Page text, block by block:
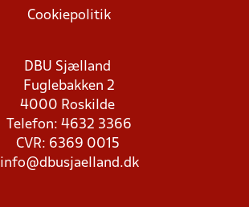
Cookiepolitik
DBU Sjælland
Fuglebakken 2
4000 Roskilde
Telefon: 4632 3366
CVR: 6369 0015
info@dbusjaelland.dk